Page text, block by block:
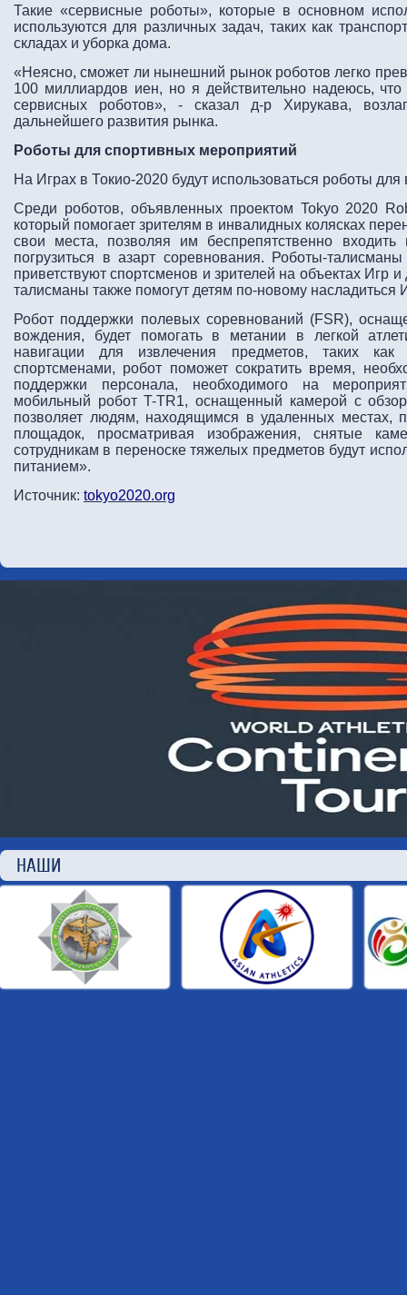
Такие «сервисные роботы», которые в основном
используются для различных задач, таких как
складах и уборка дома.
«Неясно, сможет ли нынешний рынок роботов легко
100 миллиардов иен, но я действительно надеюсь,
сервисных роботов», - сказал д-р Хирукава,
дальнейшего развития рынка.
Роботы для спортивных мероприятий
На Играх в Токио-2020 будут использоваться роботы
Среди роботов, объявленных проектом Tokyo 2020
который помогает зрителям в инвалидных колясках
свои места, позволяя им беспрепятственно
погрузиться в азарт соревнования. Роботы-
приветствуют спортсменов и зрителей на объектах Игр
талисманы также помогут детям по-новому насладиться
Робот поддержки полевых соревнований (FSR),
вождения, будет помогать в метании в легкой
навигации для извлечения предметов, таких
спортсменами, робот поможет сократить время,
поддержки персонала, необходимого на
мобильный робот T-TR1, оснащенный камерой с
позволяет людям, находящимся в удаленных местах,
площадок, просматривая изображения, снятые
сотрудникам в переноске тяжелых предметов будут
питанием».
Источник: tokyo2020.org
НАШИ